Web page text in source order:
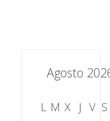
Agosto
L M X J V S